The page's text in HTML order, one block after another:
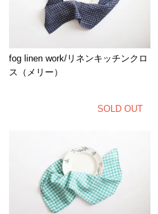
fog linen work/リネンキッチンクロ
ス（メリー）
SOLD OUT